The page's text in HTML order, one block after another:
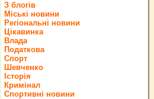
З блогів
Міські новини
Регіональні новини
Цікавинка
Влада
Податкова
Спорт
Шевченко
Історія
Кримінал
Спортивні новини